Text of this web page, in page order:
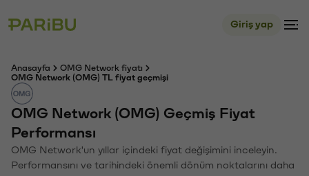
Giriş yap
Anasayfa
OMG Network fiyatı
OMG Network (OMG) TL fiyat geçmişi
OMG Network (OMG) Geçmiş Fiyat
Performansı
OMG Network'un yıllar içindeki fiyat değişimini inceleyin.
Performansını ve tarihindeki önemli dönüm noktalarını daha